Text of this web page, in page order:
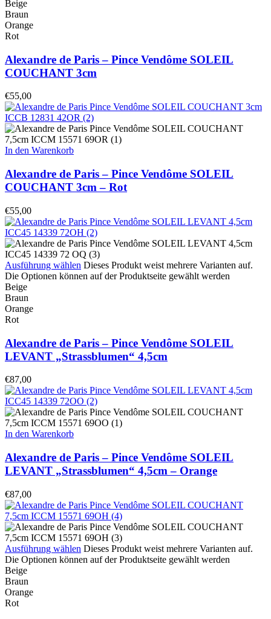
Beige
Braun
Orange
Rot
Alexandre de Paris – Pince Vendôme SOLEIL
COUCHANT 3cm
€55,00
In den Warenkorb
Alexandre de Paris – Pince Vendôme SOLEIL
COUCHANT 3cm – Rot
€55,00
Ausführung wählen Dieses Produkt weist mehrere Varianten auf.
Die Optionen können auf der Produktseite gewählt werden
Beige
Braun
Orange
Rot
Alexandre de Paris – Pince Vendôme SOLEIL
LEVANT „Strassblumen“ 4,5cm
€87,00
In den Warenkorb
Alexandre de Paris – Pince Vendôme SOLEIL
LEVANT „Strassblumen“ 4,5cm – Orange
€87,00
Ausführung wählen Dieses Produkt weist mehrere Varianten auf.
Die Optionen können auf der Produktseite gewählt werden
Beige
Braun
Orange
Rot